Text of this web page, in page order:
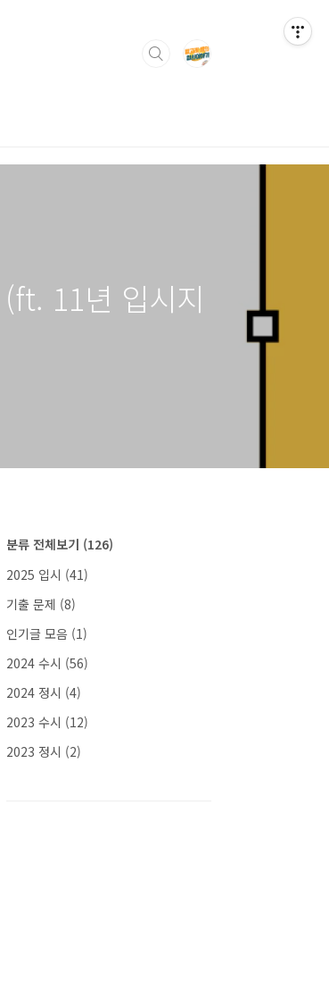
11년 입시지
분류 전체보기 (126)
2025 입시 (41)
기출 문제 (8)
인기글 모음 (1)
2024 수시 (56)
2024 정시 (4)
2023 수시 (12)
2023 정시 (2)